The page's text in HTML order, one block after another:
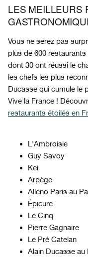
LES MEILLEURS
Vous ne serez pas
plus de 600
dont 30 ont réussi le
les chefs les plus
Ducasse qui cumule le
Vive la France !
restaurants étoilés en
L'Ambroisie
Guy Savoy
Kei
Arpège
Alleno Paris au
Épicure
Le Cinq
Pierre Gagnaire
Le Pré Catelan
Alain Ducasse au